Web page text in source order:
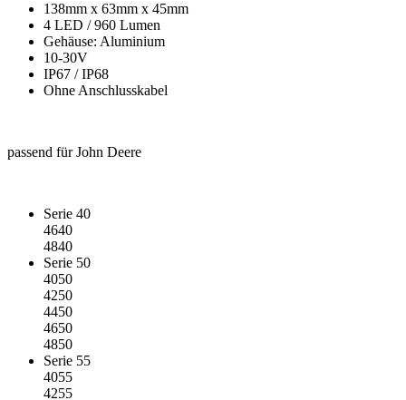
138mm x 63mm x 45mm
4 LED / 960 Lumen
Gehäuse: Aluminium
10-30V
IP67 / IP68
Ohne Anschlusskabel
passend für John Deere
Serie 40
4640
4840
Serie 50
4050
4250
4450
4650
4850
Serie 55
4055
4255